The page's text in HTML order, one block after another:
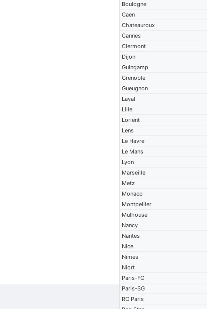
Boulogne
Caen
Chateauroux
Cannes
Clermont
Dijon
Guingamp
Grenoble
Gueugnon
Laval
Lille
Lorient
Lens
Le Havre
Le Mans
Lyon
Marseille
Metz
Monaco
Montpellier
Mulhouse
Nancy
Nantes
Nice
Nimes
Niort
Paris-FC
Paris-SG
RC Paris